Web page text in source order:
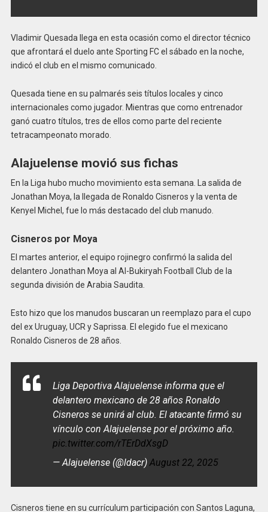
Vladimir Quesada llega en esta ocasión como el director técnico
que afrontará el duelo ante Sporting FC el sábado en la noche,
indicó el club en el mismo comunicado.
Quesada tiene en su palmarés seis títulos locales y cinco
internacionales como jugador. Mientras que como entrenador
ganó cuatro títulos, tres de ellos como parte del reciente
tetracampeonato morado.
Alajuelense movió sus fichas
En la Liga hubo mucho movimiento esta semana. La salida de
Jonathan Moya, la llegada de Ronaldo Cisneros y la venta de
Kenyel Michel, fue lo más destacado del club manudo.
Cisneros por Moya
El martes anterior, el equipo rojinegro confirmó la salida del
delantero Jonathan Moya al Al-Bukiryah Football Club de la
segunda división de Arabia Saudita.
Esto hizo que los manudos buscaran un reemplazo para el cupo
del ex Uruguay, UCR y Saprissa. El elegido fue el mexicano
Ronaldo Cisneros de 28 años.
Liga Deportiva Alajuelense informa que el
delantero mexicano de 28 años Ronaldo
Cisneros se unirá al club. El atacante firmó su
vínculo con Alajuelense por el próximo año.
pic.twitter.com/rTErDdXsgD
— Alajuelense (@ldacr) August 22, 2025
Cisneros tiene en su currículum participación con Santos Laguna,